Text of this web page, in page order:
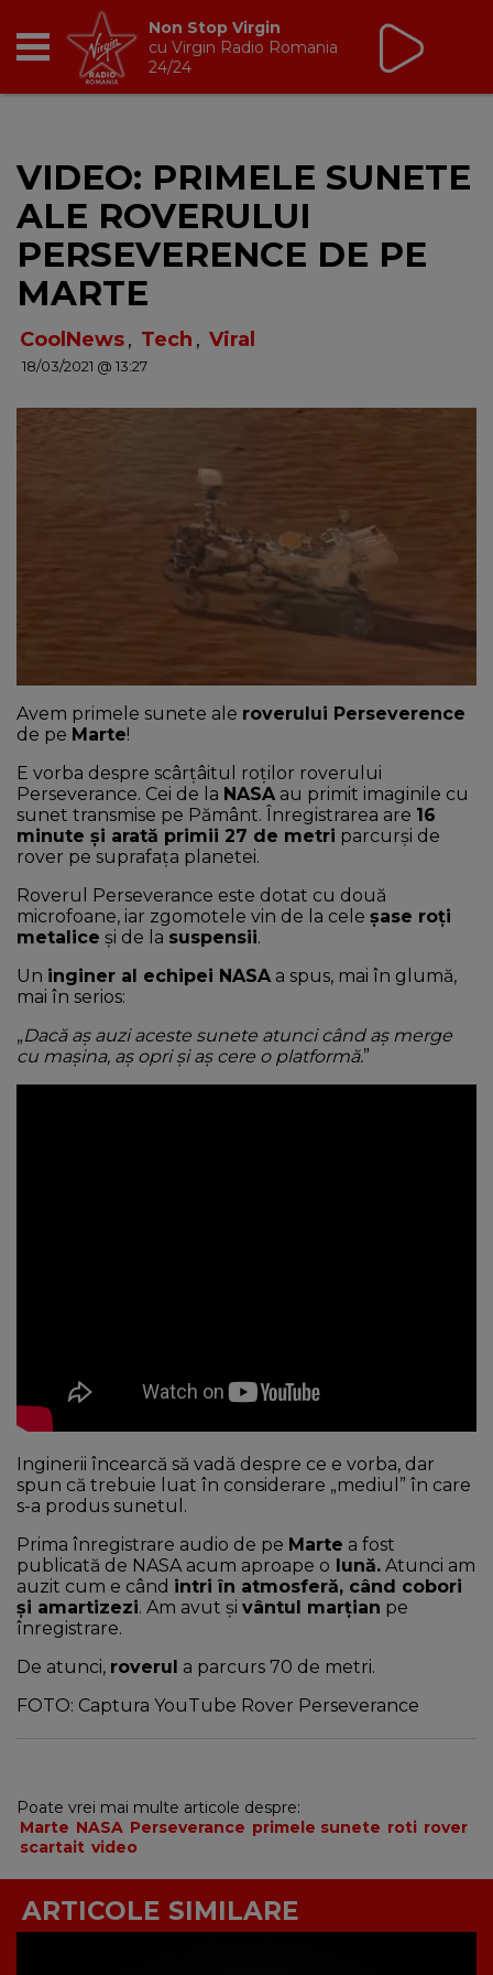
BREAKFAST
TIC TALK
CÂȘTIGĂ
HOT 30
DANCEFLOOR CHART
Non Stop Virgin
cu Virgin Radio Romania
24/24
VIDEO: PRIMELE SUNETE
ALE ROVERULUI
PERSEVERENCE DE PE
MARTE
CoolNews, Tech , Viral
18/03/2021 @ 13:27
Avem primele sunete ale roverului Perseverence
de pe Marte!
E vorba despre scârțâitul roților roverului
Perseverance. Cei de la NASAau primit imaginile cu
sunet transmise pe Pământ. Înregistrarea are 16
minute și arată primii 27 de metri parcurși de
rover pe suprafața planetei.
Roverul Perseverance este dotat cu două
microfoane, iar zgomotele vin de la cele șase roți
metalice și de la suspensii.
Un inginer al echipei NASAa spus, mai în glumă,
mai în serios:
„Dacă aș auzi aceste sunete atunci când aș merge
cu mașina, aș opri și aș cere o platformă.”
Inginerii încearcă să vadă despre ce e vorba, dar
spun că trebuie luat în considerare „mediul” în care
s-a produs sunetul.
Prima înregistrare audio de pe Marte a fost
publicată de NASA acum aproape o lună. Atunci am
auzit cum e când intri în atmosferă, când cobori
și amartizezi. Am avut și vântul marțian pe
înregistrare.
De atunci, roverul a parcurs 70 de metri.
FOTO: Captura YouTube Rover Perseverance
Poate vrei mai multe articole despre:
Marte NASA Perseverance primele sunete roti rover
scartait video
ARTICOLE SIMILARE